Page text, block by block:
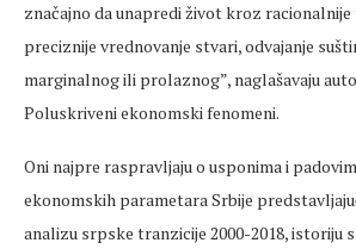
značajno da unapredi život kroz racionalnije
preciznije vrednovanje stvari, odvajanje
marginalnog ili prolaznog”, naglašavaju
Poluskriveni ekonomski fenomeni.
Oni najpre raspravljaju o usponima i
ekonomskih parametara Srbije
analizu srpske tranzicije 2000-2018, istoriju